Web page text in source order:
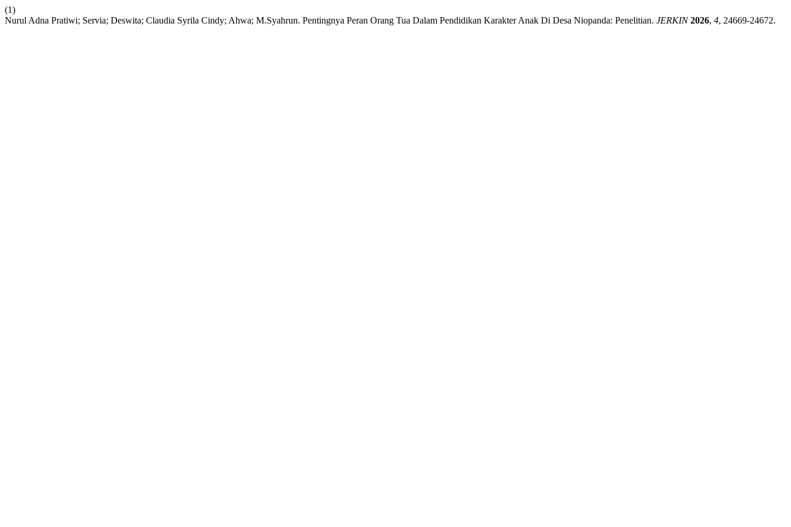
(1)
Nurul Adna Pratiwi; Servia; Deswita; Claudia Syrila Cindy; Ahwa; M.Syahrun. Pentingnya Peran Orang Tua Dalam Pendidikan Karakter Anak Di Desa Niopanda: Penelitian. JERKIN 2026, 4, 24669-24672.